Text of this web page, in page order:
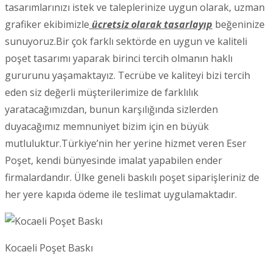
tasarımlarınızı istek ve taleplerinize uygun olarak, uzman
grafiker ekibimizle ücretsiz olarak tasarlayıp beğeninize
sunuyoruz.Bir çok farklı sektörde en uygun ve kaliteli
poşet tasarımı yaparak birinci tercih olmanın haklı
gururunu yaşamaktayız. Tecrübe ve kaliteyi bizi tercih
eden siz değerli müşterilerimize de farklılık
yaratacağımızdan, bunun karşılığında sizlerden
duyacağımız memnuniyet bizim için en büyük
mutluluktur.Türkiye’nin her yerine hizmet veren Eser
Poşet, kendi bünyesinde imalat yapabilen ender
firmalardandır. Ülke geneli baskılı poşet siparişleriniz de
her yere kapıda ödeme ile teslimat uygulamaktadır.
Kocaeli Poşet Baskı